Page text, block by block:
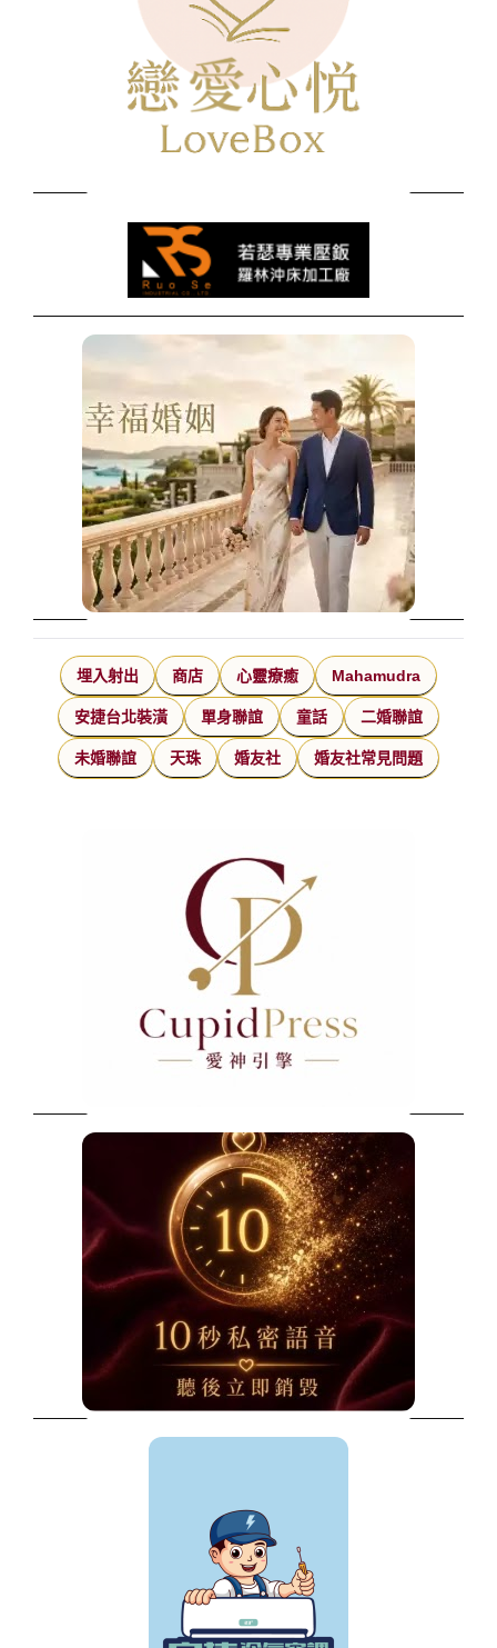
埋入射出 商店 心靈療癒 Mahamudra
安捷台北裝潢 單身聯誼 童話 二婚聯誼
未婚聯誼 天珠 婚友社 婚友社常見問題